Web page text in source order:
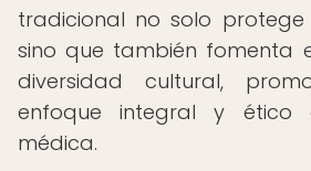
tradicional no solo
sino que también fomenta
diversidad cultural,
enfoque integral y ético
médica.